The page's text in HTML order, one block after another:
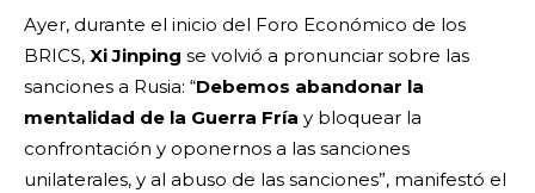
Ayer, durante el inicio del Foro Económico de los
BRICS, Xi Jinping se volvió a pronunciar sobre las
sanciones a Rusia: “Debemos abandonar la
mentalidad de la Guerra Fría y bloquear la
confrontación y oponernos a las sanciones
unilaterales, y al abuso de las sanciones”, manifestó el